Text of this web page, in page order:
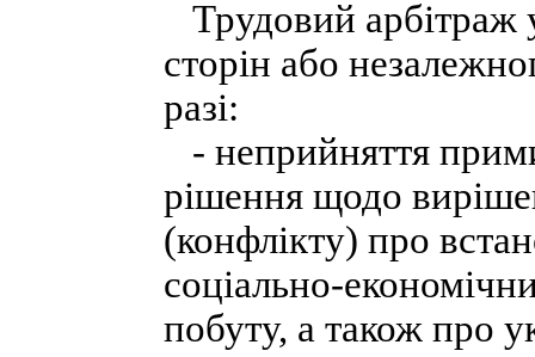
Трудовий арбітраж
сторін або
разі:
- неприйняття
рішення щодо
(конфлікту) про
соціально-
побуту, а також про